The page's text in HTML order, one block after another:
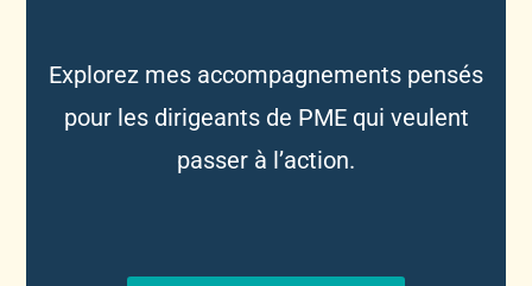
Explorez mes accompagnements pensés
pour les dirigeants de PME qui veulent
passer à l’action.